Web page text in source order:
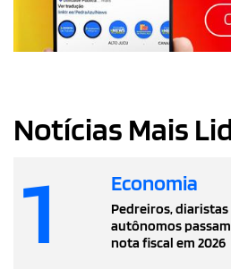
Notícias Mais
1 Economia
Pedreiros,
autônomos
nota fiscal em 2026